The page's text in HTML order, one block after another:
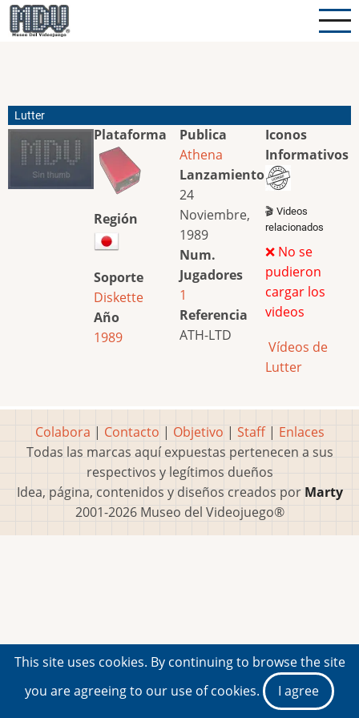
Pasar
al
Lutter
Plataforma
Región
Soporte
Diskette
Año
1989
Publica
Athena
Lanzamiento
24
Noviembre,
1989
Num.
Jugadores
1
Referencia
ATH-LTD
Iconos
Informativos
🎬 Videos
relacionados
❌ No se
pudieron
cargar los
videos
Vídeos de
Lutter
Colabora | Contacto | Objetivo | Staff| Enlaces
Todas las marcas aquí expuestas pertenecen a sus
respectivos y legítimos dueños
Idea, página, contenidos y diseños creados por Marty
2001-2026 Museo del Videojuego®
This site uses cookies. By continuing to browse the site
you are agreeing to our use of cookies.
I agree